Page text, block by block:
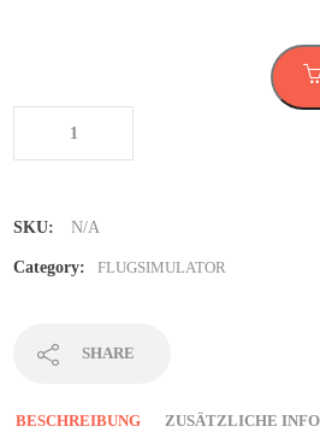
SKU: N/A
Category: FLUGSIMULATOR
SHARE
BESCHREIBUNG ZUSÄTZLICHE